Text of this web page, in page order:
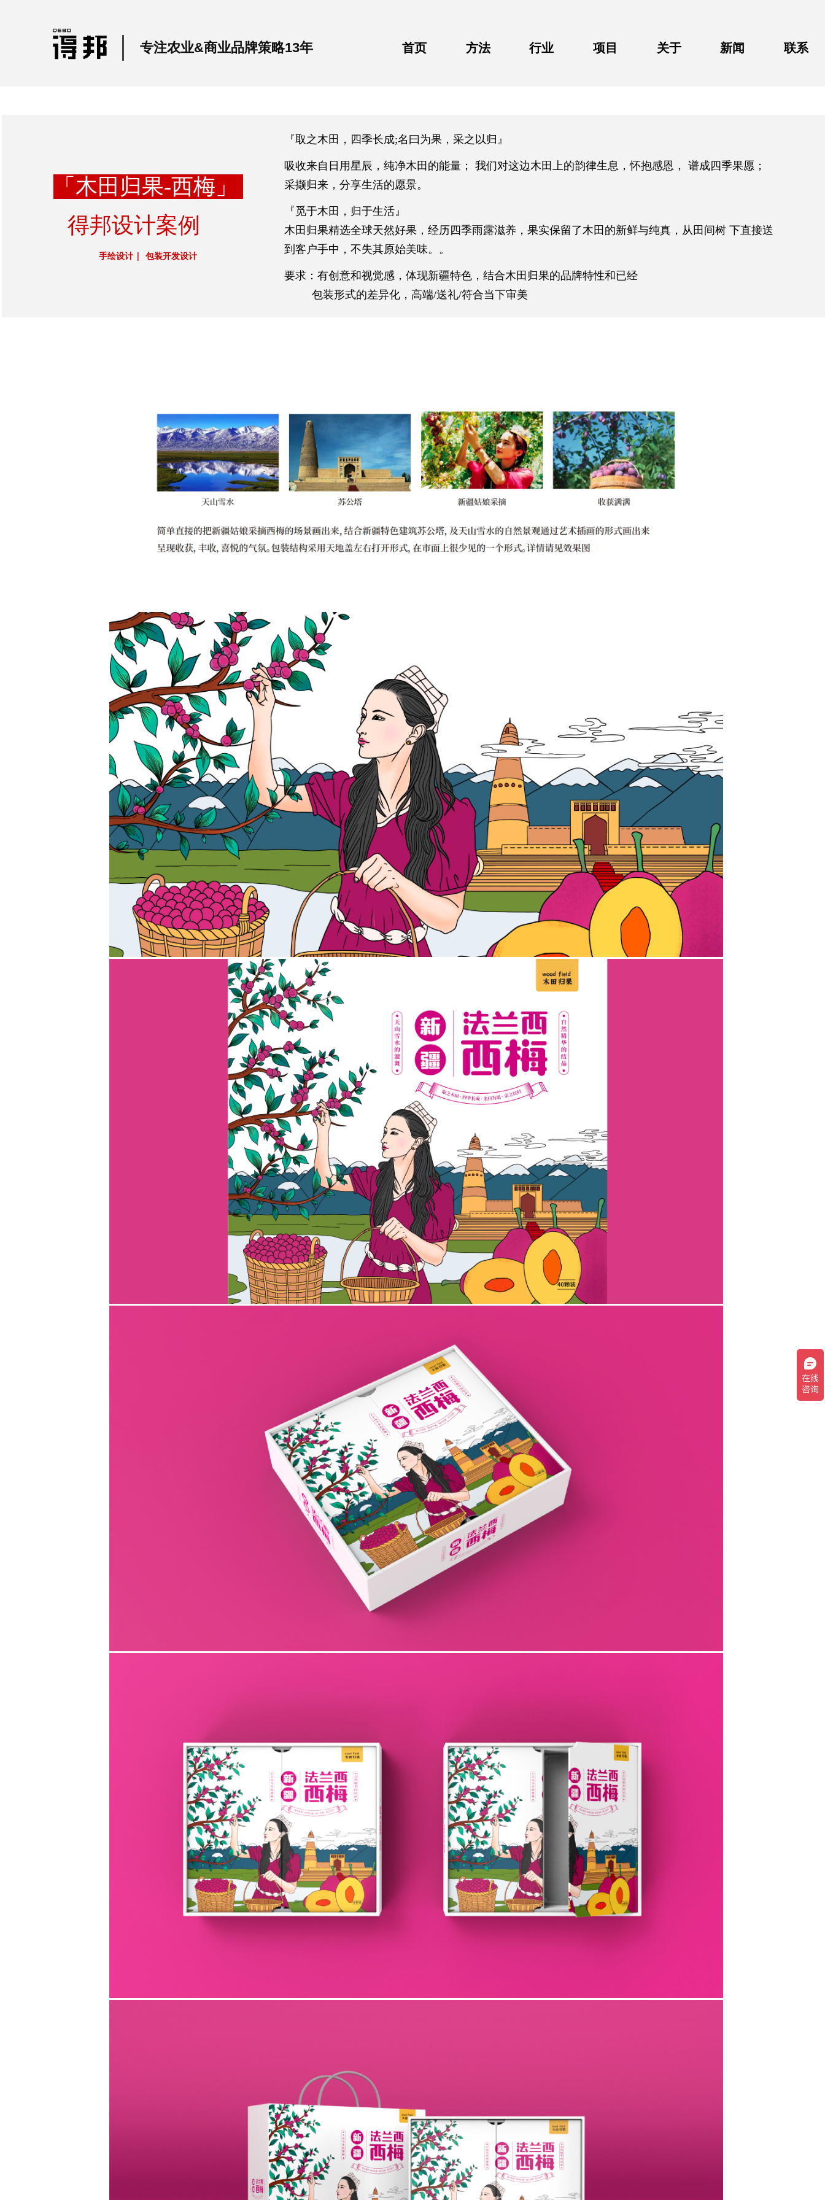
首页 方法 行业 项目 关于 新闻 联系
专注农业&商业品牌策略13年
『取之木田，四季长成;名曰为果，采之以归』
吸收来自日用星辰，纯净木田的能量； 我们对这边木田上的韵律生息，怀抱感恩， 谱成四季果愿；
采撷归来，分享生活的愿景。
『觅于木田，归于生活』
木田归果精选全球天然好果，经历四季雨露滋养，果实保留了木田的新鲜与纯真，从田间树 下直接送
到客户手中，不失其原始美味。。
要求：有创意和视觉感，体现新疆特色，结合木田归果的品牌特性和已经
包装形式的差异化，高端/送礼/符合当下审美
「木田归果-西梅」
得邦设计案例
手绘设计 | 包装开发设计